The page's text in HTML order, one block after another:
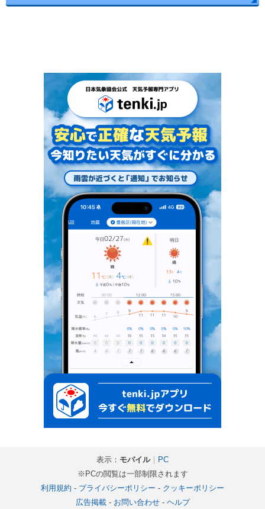
表示： モバイル｜ PC
※PCの閲覧は一部制限されます
利用規約 - プライバシーポリシー - クッキーポリシー
広告掲載- お問い合わせ- ヘルプ